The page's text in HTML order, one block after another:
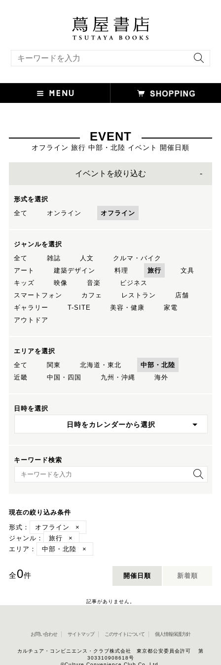
EVENT
オフライン 旅行 中部・北陸 イベント 開催日順
イベントを絞り込む
形式を選択
全て
オンライン オフライン
ジャンルを選択
全て
雑誌 人文
クルマ・バイク
アート
建築デザイン 料理 旅行
文具
キッズ
映像 音楽
ビジネス
スマートフォン
カフェ レストラン
店舗
ギャラリー
T-SITE 美容・健康
家電
アウトドア
エリアを選択
全て
関東 北海道・東北
中部・北陸
近畿
中国・四国 九州・沖縄 海外
日時を選択
日時をカレンダーから選択
キーワード検索
キーワード検索
現在の絞り込み条件
形式：
オフライン
×
ジャンル：
旅行
×
エリア：
中部・北陸 ×
全0件 開催日順 新着順
記事がありません。
お問い合わせ サイトマップ このサイトについて 個人情報保護方針
カルチュア・コンビニエンス・クラブ株式会社 東京都公安委員会許可 第
303310908618号